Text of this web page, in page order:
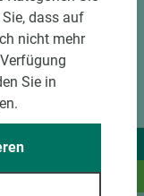
dass auf
nicht mehr
Sie in